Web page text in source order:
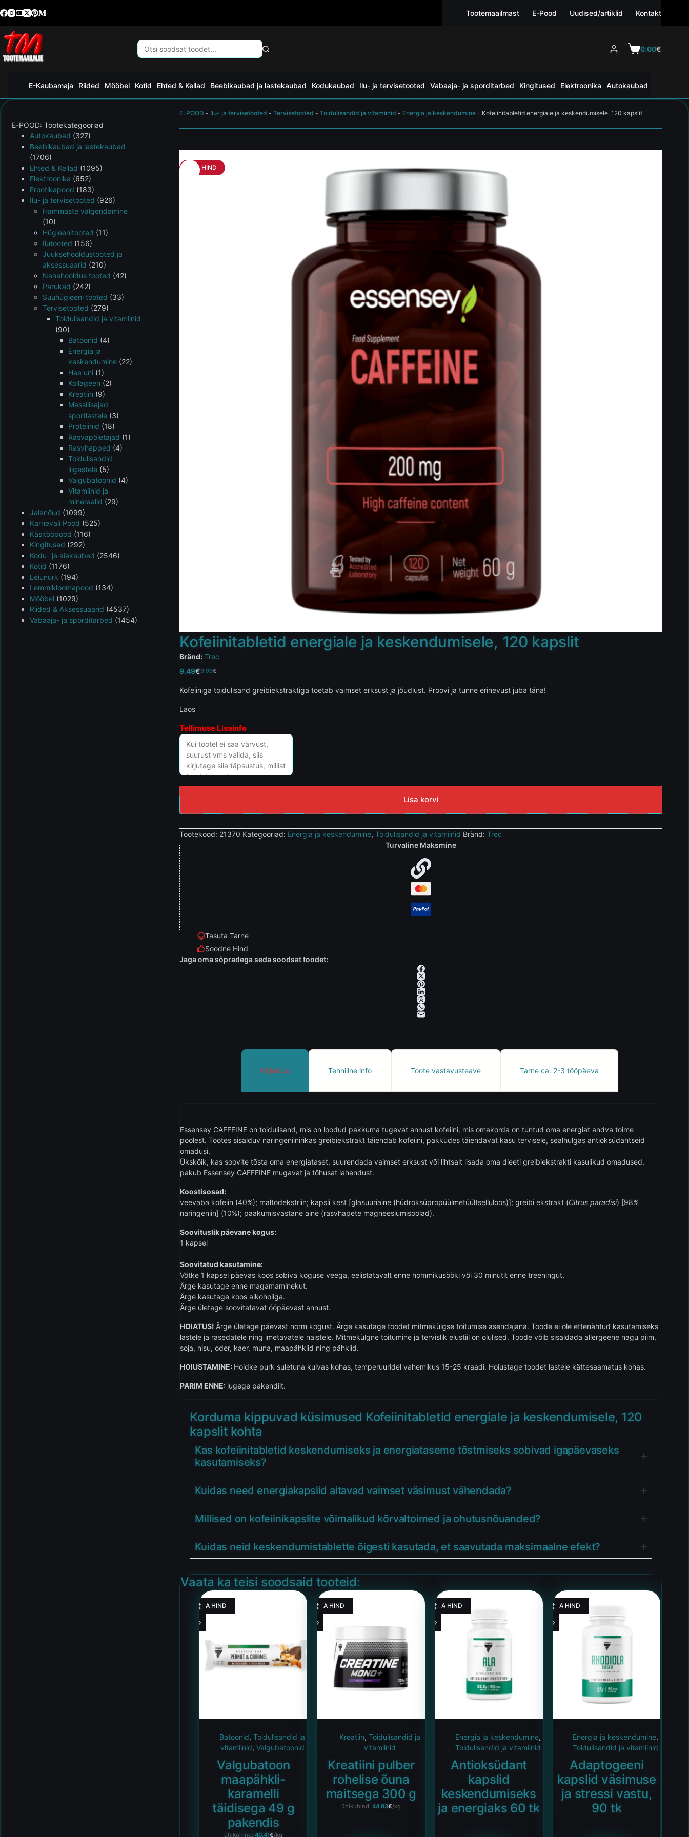
Tootemaailmast E-Pood Uudised/artiklid Kontakt
0.00€
E-Kaubamaja Riided Mööbel Kotid Ehted & Kellad Beebikaubad ja lastekaubad Kodukaubad Ilu- ja tervisetooted Vabaaja- ja sporditarbed Kingitused Elektroonika Autokaubad
E-POOD - Ilu- ja tervisetooted -Tervisetooted -Toidulisandid ja vitamiinid - Energia ja keskendumine - Kofeiinitabletid energiale ja keskendumisele, 120 kapslit
HEA HIND
Kofeiinitabletid energiale ja keskendumisele, 120 kapslit
Bränd: Trec
9.99€
9.49€
Kofeiiniga toidulisand greibiekstraktiga toetab vaimset erksust ja jõudlust. Proovi ja tunne erinevust juba täna!
Laos
Tellimuse Lisainfo
Lisa korvi
Tootekood: 21370 Kategooriad: Energia ja keskendumine,Toidulisandid ja vitamiinid Bränd:Trec
Turvaline Maksmine
Tasuta Tarne
Soodne Hind
Jaga oma sõpradega seda soodsat toodet:
Kirjeldus Tehniline info Toote vastavusteave Tarne ca. 2-3 tööpäeva
Essensey CAFFEINE on toidulisand, mis on loodud pakkuma tugevat annust kofeiini, mis omakorda on tuntud oma energiat andva toime
poolest. Tootes sisalduv naringeniinirikas greibiekstrakt täiendab kofeiini, pakkudes täiendavat kasu tervisele, sealhulgas antioksüdantseid
omadusi.
Ükskõik, kas soovite tõsta oma energiataset, suurendada vaimset erksust või lihtsalt lisada oma dieeti greibiekstrakti kasulikud omadused,
pakub Essensey CAFFEINE mugavat ja tõhusat lahendust.
Koostisosad:
veevaba kofeiin (40%); maltodekstriin; kapsli kest [glasuuriaine (hüdroksüpropüülmetüültselluloos)]; greibi ekstrakt (Citrus paradisi) [98%
naringeniin] (10%); paakumisvastane aine (rasvhapete magneesiumisoolad).
Soovituslik päevane kogus:
1 kapsel
Soovitatud kasutamine:
Võtke 1 kapsel päevas koos sobiva koguse veega, eelistatavalt enne hommikusööki või 30 minutit enne treeningut.
Ärge kasutage enne magamaminekut.
Ärge kasutage koos alkoholiga.
Ärge ületage soovitatavat ööpäevast annust.
HOIATUS!Ärge ületage päevast norm kogust. Ärge kasutage toodet mitmekülgse toitumise asendajana. Toode ei ole ettenähtud kasutamiseks
lastele ja rasedatele ning imetavatele naistele. Mitmekülgne toitumine ja tervislik elustiil on olulised. Toode võib sisaldada allergeene nagu piim,
soja, nisu, oder, kaer, muna, maapähklid ning pähklid.
HOIUSTAMINE: Hoidke purk suletuna kuivas kohas, temperuuridel vahemikus 15-25 kraadi. Hoiustage toodet lastele kättesaamatus kohas.
PARIM ENNE: lugege pakendilt.
Korduma kippuvad küsimused Kofeiinitabletid energiale ja keskendumisele, 120
kapslit kohta
Kas kofeiinitabletid keskendumiseks ja energiataseme tõstmiseks sobivad igapäevaseks
kasutamiseks?
Kuidas need energiakapslid aitavad vaimset väsimust vähendada?
Millised on kofeiinikapslite võimalikud kõrvaltoimed ja ohutusnõuanded?
Kuidas neid keskendumistablette õigesti kasutada, et saavutada maksimaalne efekt?
Vaata ka teisi soodsaid tooteid:
HEA HIND
Batoonid,Toidulisandid ja
vitamiinid, Valgubatoonid
Valgubatoon
maapähkli-
karamelli
täidisega 49 g
pakendis
ühikuhind:40.41€/kg
HEA HIND
Kreatiin,Toidulisandid ja
vitamiinid
Kreatiini pulber
rohelise õuna
maitsega 300 g
ühikuhind: 44.83€/kg
HEA HIND
Energia ja keskendumine,
Toidulisandid ja vitamiinid
Antioksüdant
kapslid
keskendumiseks
ja energiaks 60 tk
HEA HIND
Energia ja keskendumine,
Toidulisandid ja vitamiinid
Adaptogeeni
kapslid väsimuse
ja stressi vastu,
90 tk
E-POOD: Tootekategooriad
Autokaubad (327)
Beebikaubad ja lastekaubad
(1706)
Ehted & Kellad (1095)
Elektroonika (652)
Erootikapood (183)
Ilu- ja tervisetooted (926)
Hammaste valgendamine
(10)
Hügieenitooted (11)
Ilutooted (156)
Juuksehooldustooted ja
aksessuaarid (210)
Nahahooldus tooted (42)
Parukad (242)
Suuhügieeni tooted (33)
Tervisetooted (279)
Toidulisandid ja vitamiinid
(90)
Batoonid (4)
Energia ja
keskendumine (22)
Hea uni (1)
Kollageen (2)
Kreatiin (9)
Massilisajad
sportlastele (3)
Proteiinid (18)
Rasvapõletajad (1)
Rasvhapped (4)
Toidulisandid
liigestele (5)
Valgubatoonid (4)
Vitamiinid ja
mineraalid (29)
Jalanõud (1099)
Karnevali Pood (525)
Käsitööpood (116)
Kingitused (292)
Kodu- ja aiakaubad (2546)
Kotid (1176)
Leiunurk (194)
Lemmikloomapood (134)
Mööbel (1029)
Riided & Aksessuaarid (4537)
Vabaaja- ja sporditarbed (1454)